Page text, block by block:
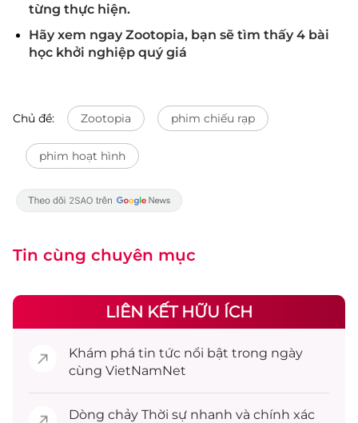
từng thực hiện.
Hãy xem ngay Zootopia, bạn sẽ tìm thấy 4 bài
học khởi nghiệp quý giá
Chủ đề: Zootopia phim chiếu rạp
phim hoạt hình
Tin cùng chuyên mục
LIÊN KẾT HỮU ÍCH
Khám phá tin tức nổi bật trong ngày
cùng VietNamNet
Dòng chảy Thời sự nhanh và chính xác